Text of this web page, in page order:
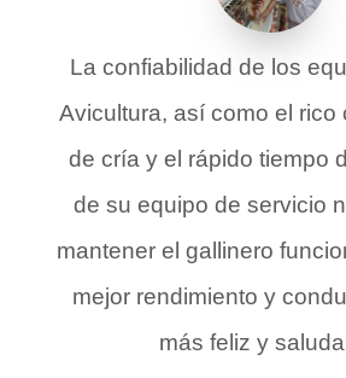
La confiabilidad de los
Avicultura, así como el rico
de cría y el rápido tiempo
de su equipo de servicio
mantener el gallinero
mejor rendimiento y
más feliz y